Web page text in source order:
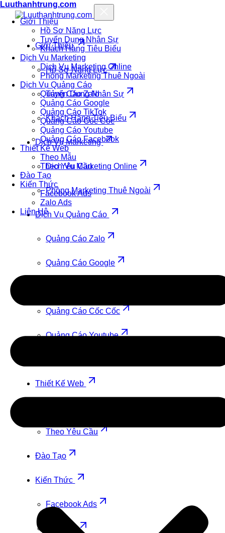
Luuthanhtrung.com
Giới Thiệu
Hồ Sơ Năng Lực
Tuyển Dụng Nhân Sự
Khách Hàng Tiêu Biểu
Dịch Vụ Marketing
Dịch Vụ Marketing Online
Phòng Marketing Thuê Ngoài
Dịch Vụ Quảng Cáo
Quảng Cáo Zalo
Quảng Cáo Google
Quảng Cáo TikTok
Quảng Cáo Cốc Cốc
Quảng Cáo Youtube
Quảng Cáo Facebook
Thiết Kế Web
Theo Mẫu
Theo Yêu Cầu
Đào Tạo
Kiến Thức
Facebook Ads
Zalo Ads
Liên Hệ
Giới Thiệu
Hồ Sơ Năng Lực
Tuyển Dụng Nhân Sự
Khách Hàng Tiêu Biểu
Dịch Vụ Marketing
Dịch Vụ Marketing Online
Phòng Marketing Thuê Ngoài
Dịch Vụ Quảng Cáo
Quảng Cáo Zalo
Quảng Cáo Google
Quảng Cáo Cốc Cốc
Quảng Cáo Youtube
Thiết Kế Web
Theo Yêu Cầu
Đào Tạo
Kiến Thức
Facebook Ads
Zalo Ads